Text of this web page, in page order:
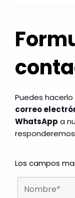
Puedes
correo
WhatsApp a
Los campos